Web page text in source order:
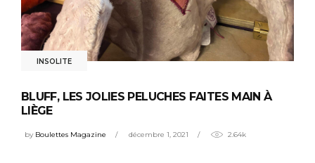
INSOLITE
BLUFF, LES JOLIES PELUCHES FAITES MAIN À
LIÈGE
by Boulettes Magazine décembre 1, 2021 2.64k